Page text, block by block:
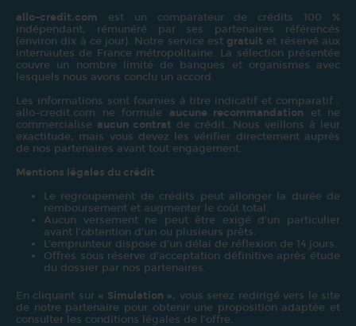
allo-credit.com est un comparateur de crédits 100 %
indépendant, rémunéré par ses partenaires référencés
(environ dix à ce jour). Notre service est gratuit et réservé aux
internautes de France métropolitaine. La sélection présentée
couvre un nombre limité de banques et organismes avec
lesquels nous avons conclu un accord.
Les informations sont fournies à titre indicatif et comparatif :
allo-credit.com ne formule aucune recommandation et ne
commercialise aucun contrat de crédit. Nous veillons à leur
exactitude, mais vous devez les vérifier directement auprès
de nos partenaires avant tout engagement.
Mentions légales du crédit
Le regroupement de crédits peut allonger la durée de
remboursement et augmenter le coût total.
Aucun versement ne peut être exigé d’un particulier
avant l’obtention d’un ou plusieurs prêts.
L’emprunteur dispose d’un délai de réflexion de 14 jours.
Offres sous réserve d’acceptation définitive après étude
du dossier par nos partenaires.
En cliquant sur « Simulation », vous serez redirigé vers le site
de notre partenaire pour obtenir une proposition adaptée et
consulter les conditions légales de l’offre.